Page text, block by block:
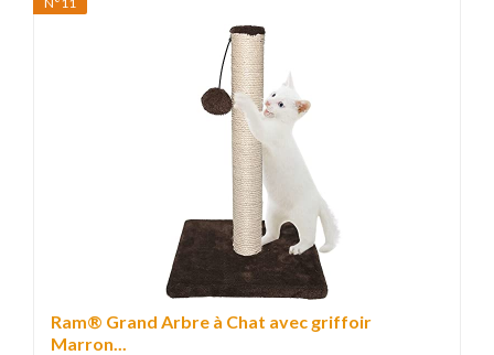
Ram® Grand Arbre à Chat avec griffoir
Marron...